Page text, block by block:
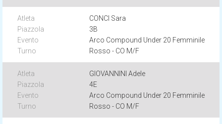
CONCI Sara
3B
Arco Compound Under 20 Femminile
Rosso - CO M/F
GIOVANNINI Adele
4E
Arco Compound Under 20 Femminile
Rosso - CO M/F